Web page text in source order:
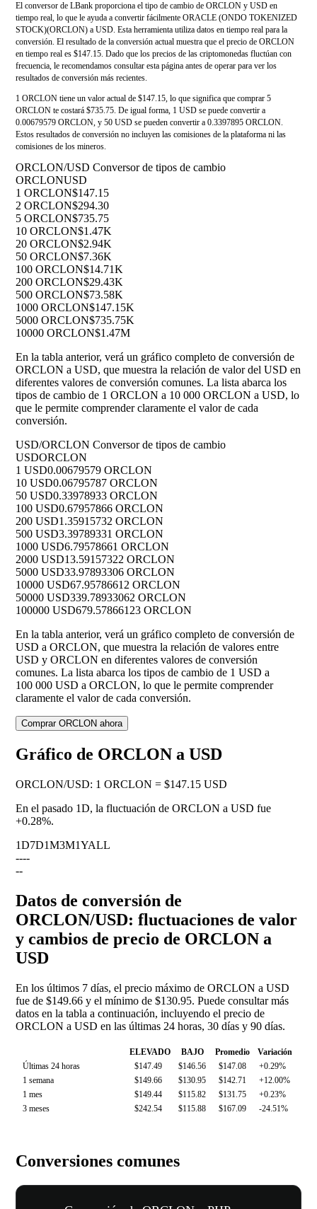
El conversor de LBank proporciona el tipo de cambio de ORCLON y USD en
tiempo real, lo que le ayuda a convertir fácilmente ORACLE (ONDO TOKENIZED
STOCK)(ORCLON) a USD. Esta herramienta utiliza datos en tiempo real para la
conversión. El resultado de la conversión actual muestra que el precio de ORCLON
en tiempo real es $147.15. Dado que los precios de las criptomonedas fluctúan con
frecuencia, le recomendamos consultar esta página antes de operar para ver los
resultados de conversión más recientes.
1 ORCLON tiene un valor actual de $147.15, lo que significa que comprar 5
ORCLON te costará $735.75. De igual forma, 1 USD se puede convertir a
0.00679579 ORCLON, y 50 USD se pueden convertir a 0.3397895 ORCLON.
Estos resultados de conversión no incluyen las comisiones de la plataforma ni las
comisiones de los mineros.
ORCLON/USD Conversor de tipos de cambio
ORCLONUSD
1 ORCLON$147.15
2 ORCLON$294.30
5 ORCLON$735.75
10 ORCLON$1.47K
20 ORCLON$2.94K
50 ORCLON$7.36K
100 ORCLON$14.71K
200 ORCLON$29.43K
500 ORCLON$73.58K
1000 ORCLON$147.15K
5000 ORCLON$735.75K
10000 ORCLON$1.47M
En la tabla anterior, verá un gráfico completo de conversión de
ORCLON a USD, que muestra la relación de valor del USD en
diferentes valores de conversión comunes. La lista abarca los
tipos de cambio de 1 ORCLON a 10 000 ORCLON a USD, lo
que le permite comprender claramente el valor de cada
conversión.
USD/ORCLON Conversor de tipos de cambio
USDORCLON
1 USD0.00679579 ORCLON
10 USD0.06795787 ORCLON
50 USD0.33978933 ORCLON
100 USD0.67957866 ORCLON
200 USD1.35915732 ORCLON
500 USD3.39789331 ORCLON
1000 USD6.79578661 ORCLON
2000 USD13.59157322 ORCLON
5000 USD33.97893306 ORCLON
10000 USD67.95786612 ORCLON
50000 USD339.78933062 ORCLON
100000 USD679.57866123 ORCLON
En la tabla anterior, verá un gráfico completo de conversión de
USD a ORCLON, que muestra la relación de valores entre
USD y ORCLON en diferentes valores de conversión
comunes. La lista abarca los tipos de cambio de 1 USD a
100 000 USD a ORCLON, lo que le permite comprender
claramente el valor de cada conversión.
Comprar ORCLON ahora
Gráfico de ORCLON a USD
ORCLON/USD: 1 ORCLON = $147.15 USD
En el pasado 1D, la fluctuación de ORCLON a USD fue
+0.28%.
1D7D1M3M1YALL
----
--
Datos de conversión de
ORCLON/USD: fluctuaciones de valor
y cambios de precio de ORCLON a
USD
En los últimos 7 días, el precio máximo de ORCLON a USD
fue de $149.66 y el mínimo de $130.95. Puede consultar más
datos en la tabla a continuación, incluyendo el precio de
ORCLON a USD en las últimas 24 horas, 30 días y 90 días.
ELEVADO BAJO Promedio
Variación
Últimas 24 horas
$147.49 $146.56 $147.08
+0.29%
1 semana
$149.66 $130.95 $142.71
+12.00%
1 mes
$149.44 $115.82 $131.75
+0.23%
3 meses
$242.54 $115.88 $167.09 -24.51%
Conversiones comunes